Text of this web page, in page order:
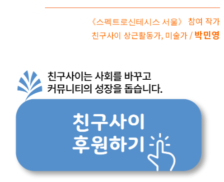
《스펙트로신테시스 서울》 참여 작가
친구사이 상근활동가, 미술가 / 박민영